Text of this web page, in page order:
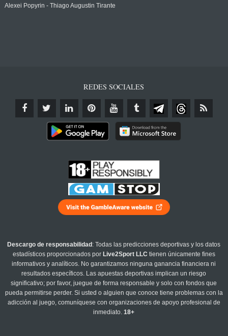
Alexei Popyrin - Thiago Augustin Tirante
REDES SOCIALES
Descargo de responsabilidad : Todas las predicciones deportivas y los datos
estadísticos proporcionados por Live2Sport LLC tienen únicamente fines
informativos y analíticos. No garantizamos ninguna ganancia financiera ni
resultados específicos. Las apuestas deportivas implican un riesgo
significativo; por favor, juegue de forma responsable y solo con fondos que
pueda permitirse perder. Si usted o alguien que conoce tiene problemas con la
adicción al juego, comuníquese con organizaciones de apoyo profesional de
inmediato.18+